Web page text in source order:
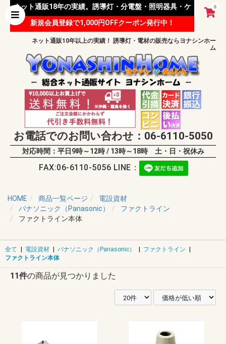
0
ネット通販18年の実績。誘導灯・分電盤・照明器具・ケ
ーブル等 様々な資材を取り扱っています。
新規会員登録で1,000円OFFクーポン発行中！
ネット通販10年以上の実績！ 誘導灯・電材の販売ならヨナシンホー
ム
お電話でのお問い合わせ：06-6110-5050
対応時間：平日9時～12時 / 13時～18時 土・日・祝休み
FAX:06-6110-5056 LINE：
HOME 商品一覧ページ
電設資材
パナソニック（Panasonic）
ファクトライン
ファクトライン本体
全て | 電設資材 | パナソニック（Panasonic） | ファクトライン |
ファクトライン本体
11件の商品が見つかりました